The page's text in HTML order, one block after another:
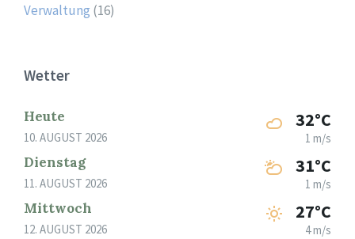
Verwaltung (16)
Wetter
Heute
10. AUGUST 2026
32°C
1 m/s
Dienstag
11. AUGUST 2026
31°C
1 m/s
Mittwoch
12. AUGUST 2026
27°C
4 m/s